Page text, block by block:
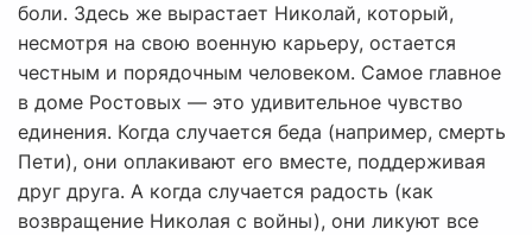
боли. Здесь же вырастает Николай, который,
несмотря на свою военную карьеру, остается
честным и порядочным человеком. Самое главное
в доме Ростовых — это удивительное чувство
единения. Когда случается беда (например, смерть
Пети), они оплакивают его вместе, поддерживая
друг друга. А когда случается радость (как
возвращение Николая с войны), они ликуют все